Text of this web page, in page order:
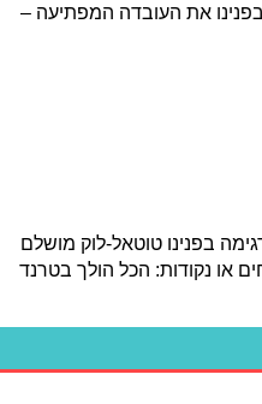
את העובדה המפתיעה –
בפנינו טוטאל-לוק מושלם
או נקודות: הכל הולך בטרנד